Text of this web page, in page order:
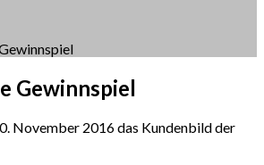
Gewinnspiel
November 2016 das Kundenbild der